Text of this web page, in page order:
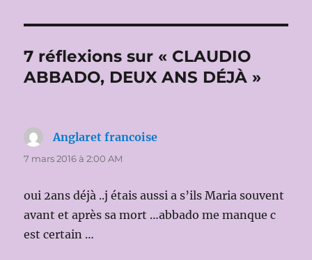
7 réflexions sur « CLAUDIO
ABBADO, DEUX ANS DÉJÀ »
Anglaret francoise
7 mars 2016 à 2:00 AM
oui 2ans déjà ..j étais aussi a s’ils Maria souvent
avant et après sa mort …abbado me manque c
est certain …